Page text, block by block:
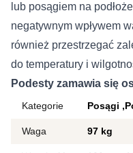
lub posągiem na
negatywnym wpływem
również przestrzegać
do temperatury i
Podesty zamawia się
Kategorie Posągi
Waga 97 kg